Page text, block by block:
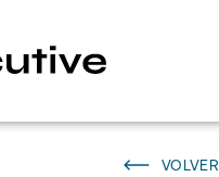
VOLVER